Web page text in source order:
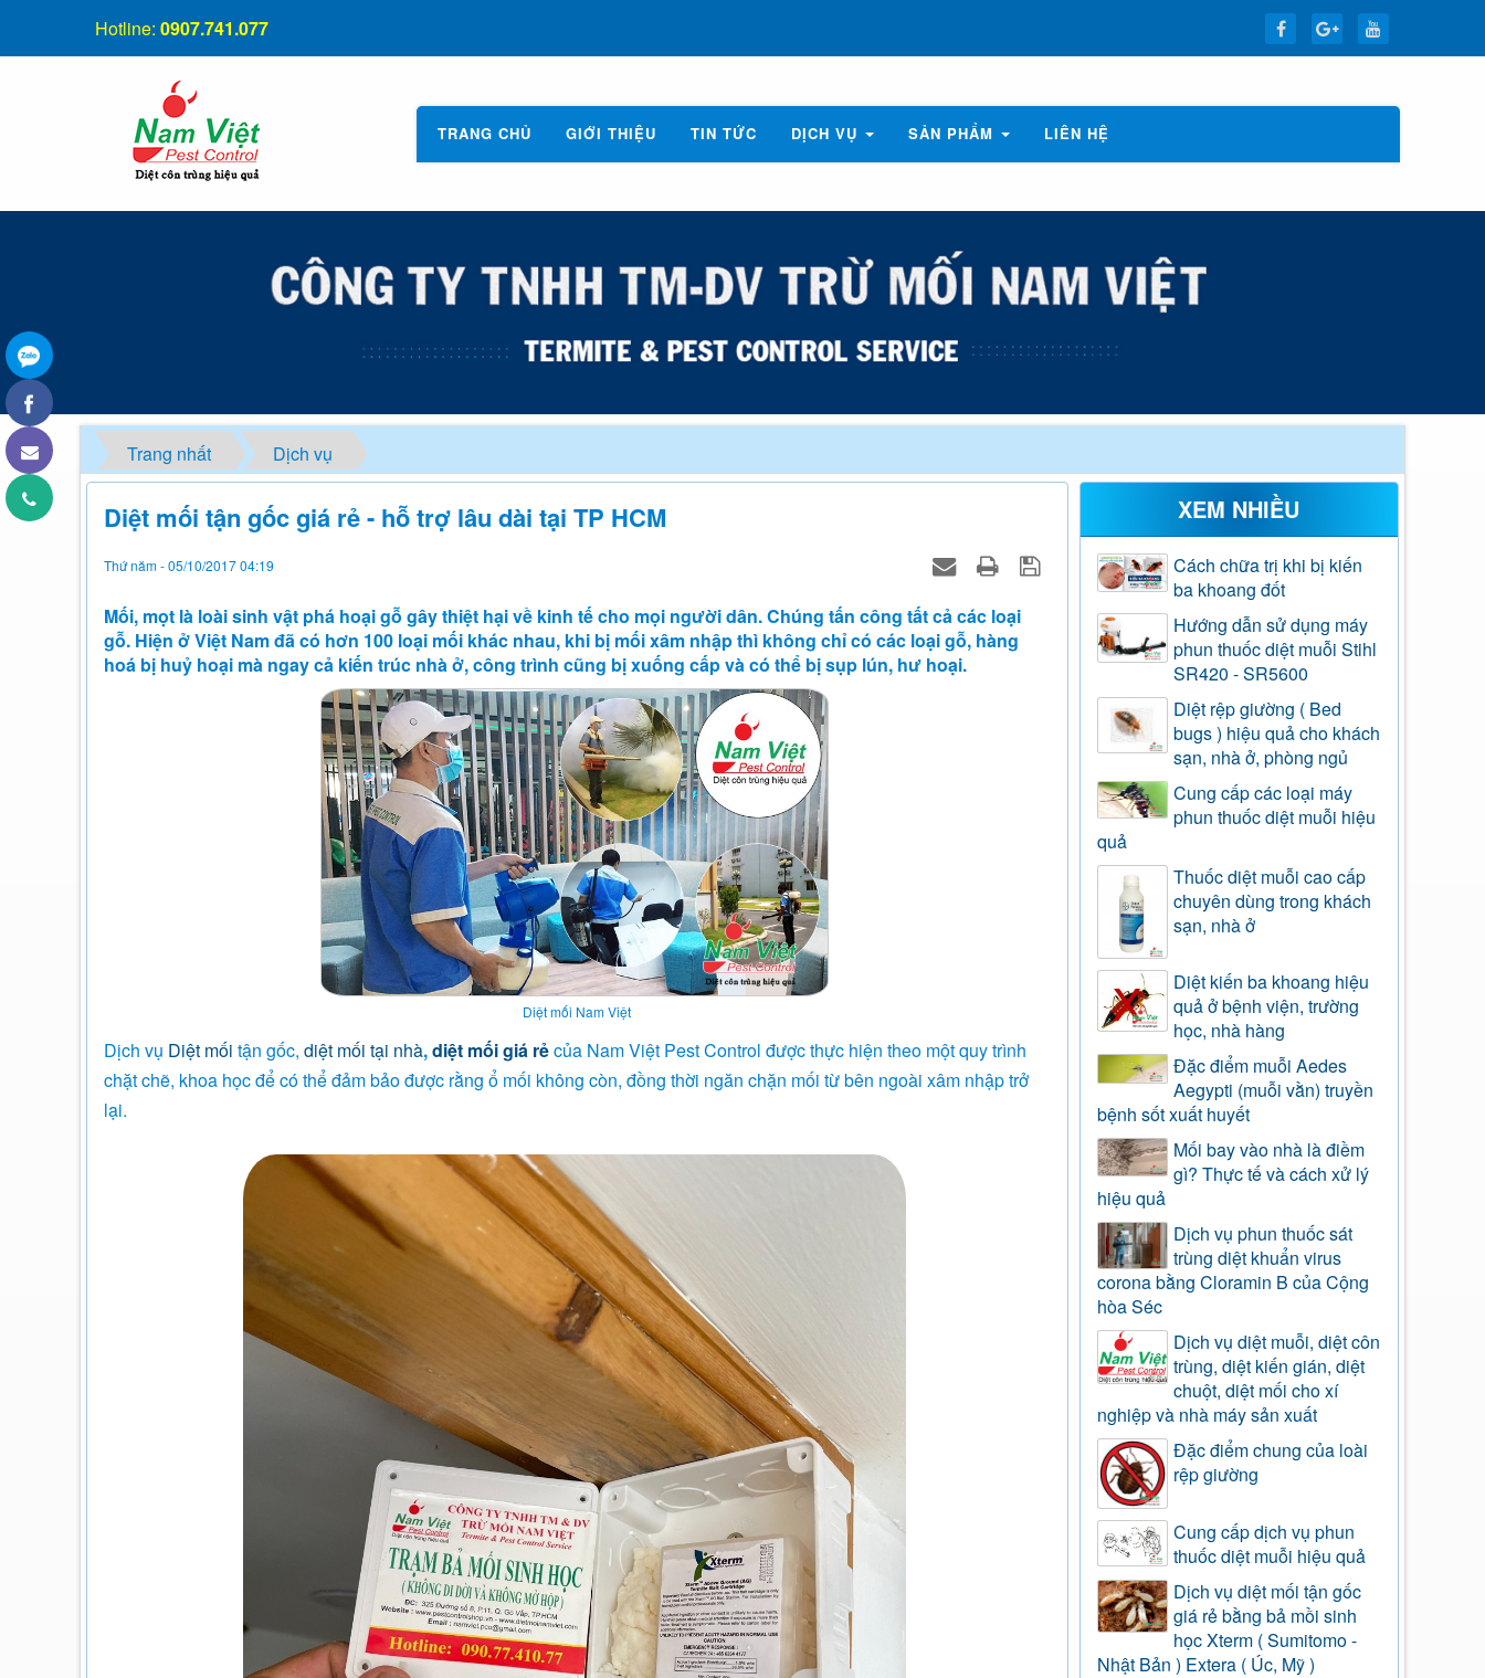
TRANG CHỦ GIỚI THIỆU TIN TỨC DỊCH VỤ SẢN PHẨM LIÊN HỆ
Hotline: 0907.741.077
Trang nhất Dịch vụ
Diệt mối tận gốc giá rẻ - hỗ trợ lâu dài tại TP HCM
Thứ năm - 05/10/2017 04:19
Mối, mọt là loài sinh vật phá hoại gỗ gây thiệt hại về kinh tế cho mọi người dân. Chúng tấn công tất cả các loại
gỗ. Hiện ở Việt Nam đã có hơn 100 loại mối khác nhau, khi bị mối xâm nhập thì không chỉ có các loại gỗ, hàng
hoá bị huỷ hoại mà ngay cả kiến trúc nhà ở, công trình cũng bị xuống cấp và có thể bị sụp lún, hư hoại.
Diệt mối Nam Việt
Dịch vụ Diệt mối tận gốc, diệt mối tại nhà,diệt mối giá rẻcủa Nam Việt Pest Control được thực hiện theo một quy trình
chặt chẽ, khoa học để có thể đảm bảo được rằng ổ mối không còn, đồng thời ngăn chặn mối từ bên ngoài xâm nhập trở
lại.
XEM NHIỀU
Cách chữa trị khi bị kiến
ba khoang đốt
Hướng dẫn sử dụng máy
phun thuốc diệt muỗi Stihl
SR420 - SR5600
Diệt rệp giường ( Bed
bugs ) hiệu quả cho khách
sạn, nhà ở, phòng ngủ
Cung cấp các loại máy
phun thuốc diệt muỗi hiệu
quả
Thuốc diệt muỗi cao cấp
chuyên dùng trong khách
sạn, nhà ở
Diệt kiến ba khoang hiệu
quả ở bệnh viện, trường
học, nhà hàng
Đặc điểm muỗi Aedes
Aegypti (muỗi vằn) truyền
bệnh sốt xuất huyết
Mối bay vào nhà là điềm
gì? Thực tế và cách xử lý
hiệu quả
Dịch vụ phun thuốc sát
trùng diệt khuẩn virus
corona bằng Cloramin B của Cộng
hòa Séc
Dịch vụ diệt muỗi, diệt côn
trùng, diệt kiến gián, diệt
chuột, diệt mối cho xí
nghiệp và nhà máy sản xuất
Đặc điểm chung của loài
rệp giường
Cung cấp dịch vụ phun
thuốc diệt muỗi hiệu quả
Dịch vụ diệt mối tận gốc
giá rẻ bằng bả mồi sinh
học Xterm ( Sumitomo -
Nhật Bản ) Extera ( Úc, Mỹ )